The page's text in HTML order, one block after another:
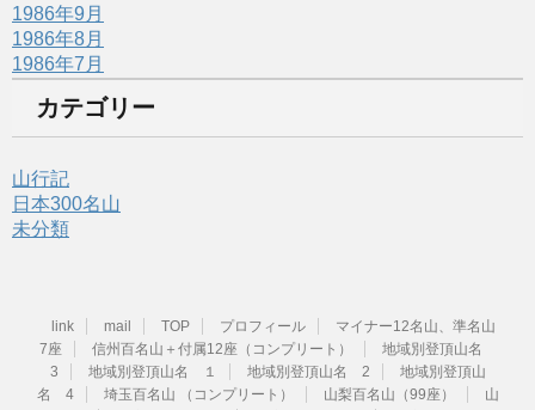
1986年9月
1986年8月
1986年7月
カテゴリー
山行記
日本300名山
未分類
link mail TOP プロフィール
マイナー12名山、準名山
7座
信州百名山＋付属12座（コンプリート）
地域別登頂山名
3
地域別登頂山名 １ 地域別登頂山名 2
地域別登頂山
名 4
埼玉百名山 （コンプリート） 山梨百名山（99座）
山